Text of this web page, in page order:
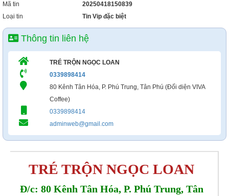
Mã tin
20250418150839
Loại tin
Tin Vip đặc biệt
Thông tin liên hệ
TRÉ TRỘN NGỌC LOAN
0339898414
80 Kênh Tân Hóa, P. Phú Trung, Tân Phú (Đối diện VIVA
Coffee)
0339898414
adminweb@gmail.com
TRÉ TRỘN NGỌC LOAN
Đ/c: 80 Kênh Tân Hóa, P. Phú Trung, Tân